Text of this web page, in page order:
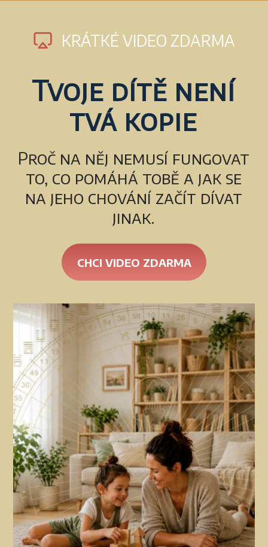
KRÁTKÉ VIDEO ZDARMA
Tvoje dítě není
tvá kopie
Proč na něj nemusí fungovat
to, co pomáhá tobě a jak se
na jeho chování začít dívat
jinak.
CHCI VIDEO ZDARMA